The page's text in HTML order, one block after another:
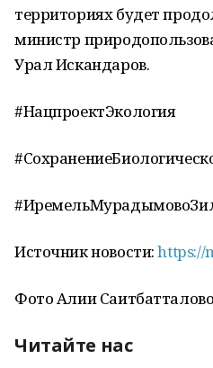
территориях будет
министр
Урал Искандаров.
#НацпроектЭкология
Источник новости:https://
Фото Алии
Читайте нас